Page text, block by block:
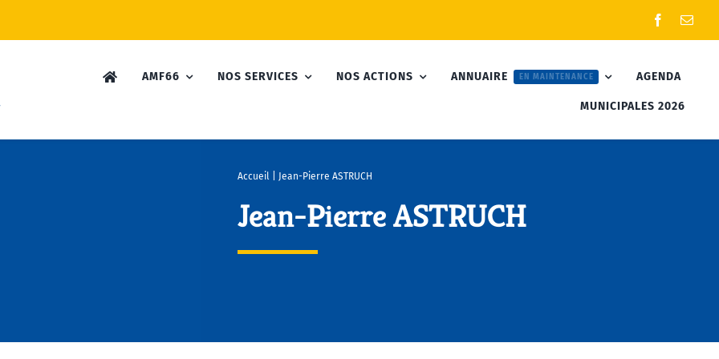
AMF66 NOS SERVICES NOS ACTIONS ANNUAIRE EN MAINTENANCE AGENDA
MUNICIPALES 2026
Accueil| Jean-Pierre ASTRUCH
Jean-Pierre ASTRUCH